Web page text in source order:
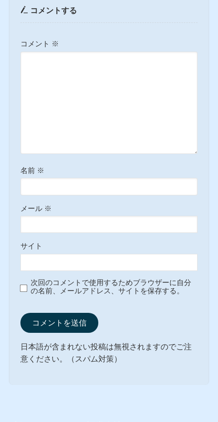
コメントする
コメント ※
名前 ※
メール ※
サイト
次回のコメントで使用するためブラウザーに自分
の名前、メールアドレス、サイトを保存する。
日本語が含まれない投稿は無視されますのでご注
意ください。（スパム対策）